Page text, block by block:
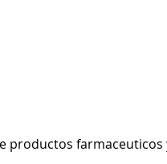
productos farmaceuticos